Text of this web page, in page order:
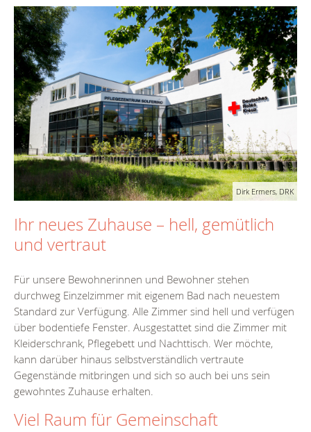
Dirk Ermers, DRK
Ihr neues Zuhause – hell, gemütlich
und vertraut
Für unsere Bewohnerinnen und Bewohner stehen
durchweg Einzelzimmer mit eigenem Bad nach neuestem
Standard zur Verfügung. Alle Zimmer sind hell und verfügen
über bodentiefe Fenster. Ausgestattet sind die Zimmer mit
Kleiderschrank, Pflegebett und Nachttisch. Wer möchte,
kann darüber hinaus selbstverständlich vertraute
Gegenstände mitbringen und sich so auch bei uns sein
gewohntes Zuhause erhalten.
Viel Raum für Gemeinschaft